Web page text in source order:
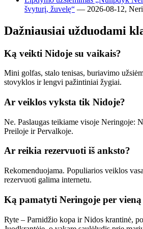
švyturį, žuvelę“ — 2026-08-12,
Dažniausiai užduodami
Ką veikti Nidoje su vaikais?
Mini golfas, stalo tenisas, buriavimo
stovyklos ir lengvi pažintiniai žygiai.
Ar veiklos vyksta tik Nidoje?
Ne. Paslaugas teikiame visoje Neringoje:
Preiloje ir Pervalkoje.
Ar reikia rezervuoti iš anksto?
Rekomenduojama. Populiarios veiklos
rezervuoti galima internetu.
Ką pamatyti Neringoje per vieną
Ryte – Parnidžio kopa ir Nidos krantinė,